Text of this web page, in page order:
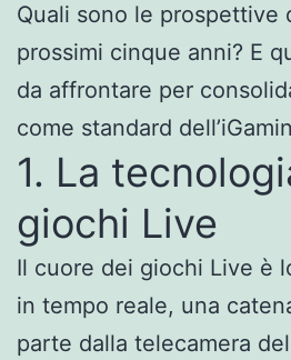
Quali sono le prospettive
prossimi cinque anni? E
da affrontare per
come standard
1. La
giochi Live
Il cuore dei giochi Live è
in tempo reale, una
parte dalla telecamera